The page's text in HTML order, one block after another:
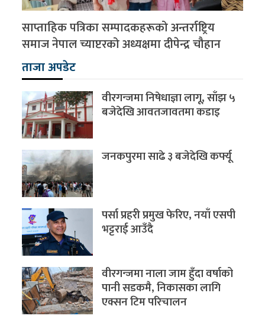
साप्ताहिक पत्रिका सम्पादकहरूको अन्तर्राष्ट्रिय
समाज नेपाल च्याप्टरको अध्यक्षमा दीपेन्द्र चौहान
ताजा अपडेट
वीरगन्जमा निषेधाज्ञा लागू, साँझ ५
बजेदेखि आवतजावतमा कडाइ
जनकपुरमा साढे ३ बजेदेखि कर्फ्यू
पर्सा प्रहरी प्रमुख फेरिए, नयाँ एसपी
भट्टराई आउँदै
वीरगन्जमा नाला जाम हुँदा वर्षाको
पानी सडकमै, निकासका लागि
एक्सन टिम परिचालन